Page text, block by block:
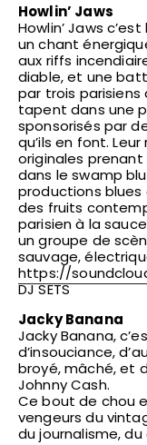
Howlin’ Jaws
Howlin’ Jaws
un chant
aux riffs
diable, et une
par trois parisiens
tapent dans une
sponsorisés par
qu’ils en font.
originales
dans le swamp
productions blues
des fruits
parisien à la
un groupe de
sauvage,
https://
DJ SETS
Jacky Banana
Jacky Banana,
d’insouciance,
broyé, mâché, et
Johnny Cash.
Ce bout de chou
vengeurs du
du journalisme, du